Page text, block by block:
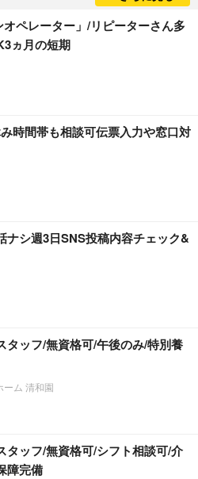
ペレーター」/リピーターさん多
ヵ月の短期
時間帯も相談可伝票入力や窓口対
ナシ週3日SNS投稿内容チェック&
タッフ/無資格可/午後のみ/特別養
ーム 清和園
タッフ/無資格可/シフト相談可/介
障完備